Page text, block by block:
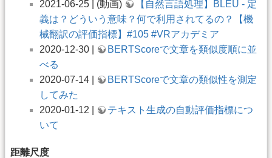
2021-06-25 | (動画)
【自然言語処理】BLEU - 定
義は？どういう意味？何で利用されてるの？【機
械翻訳の評価指標】#105 #VRアカデミア
2020-12-30 |
BERTScoreで文章を類似度順に並
べる
2020-07-14 |
BERTScoreで文章の類似性を測定
してみた
2020-01-12 |
テキスト生成の自動評価指標につ
いて
距離尺度